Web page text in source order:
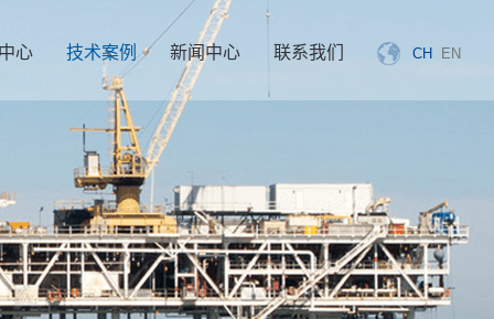
心 技术案例 新闻中心 联系我们 CH EN